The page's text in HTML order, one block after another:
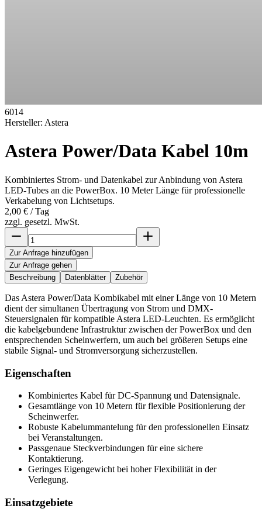
6014
Hersteller: Astera
Astera Power/Data Kabel 10m
Kombiniertes Strom- und Datenkabel zur Anbindung von Astera
LED-Tubes an die PowerBox. 10 Meter Länge für professionelle
Verkabelung von Lichtsetups.
2,00 € / Tag
zzgl. gesetzl. MwSt.
Zur Anfrage hinzufügen
Zur Anfrage gehen
Beschreibung
Datenblätter Zubehör
Das Astera Power/Data Kombikabel mit einer Länge von 10 Metern
dient der simultanen Übertragung von Strom und DMX-
Steuersignalen für kompatible Astera LED-Leuchten. Es ermöglicht
die kabelgebundene Infrastruktur zwischen der PowerBox und den
entsprechenden Scheinwerfern, um auch bei größeren Setups eine
stabile Signal- und Stromversorgung sicherzustellen.
Eigenschaften
Kombiniertes Kabel für DC-Spannung und Datensignale.
Gesamtlänge von 10 Metern für flexible Positionierung der
Scheinwerfer.
Robuste Kabelummantelung für den professionellen Einsatz
bei Veranstaltungen.
Passgenaue Steckverbindungen für eine sichere
Kontaktierung.
Geringes Eigengewicht bei hoher Flexibilität in der
Verlegung.
Einsatzgebiete